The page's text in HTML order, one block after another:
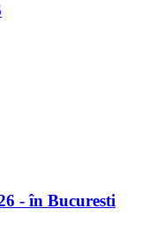
- în Bucuresti